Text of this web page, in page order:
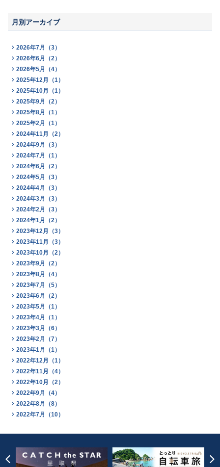
月別アーカイブ
2026年7月（3）
2026年6月（2）
2026年5月（4）
2025年12月（1）
2025年10月（1）
2025年9月（2）
2025年8月（1）
2025年2月（1）
2024年11月（2）
2024年9月（3）
2024年7月（1）
2024年6月（2）
2024年5月（3）
2024年4月（3）
2024年3月（3）
2024年2月（3）
2024年1月（2）
2023年12月（3）
2023年11月（3）
2023年10月（2）
2023年9月（2）
2023年8月（4）
2023年7月（5）
2023年6月（2）
2023年5月（1）
2023年4月（1）
2023年3月（6）
2023年2月（7）
2023年1月（1）
2022年12月（1）
2022年11月（4）
2022年10月（2）
2022年9月（4）
2022年8月（8）
2022年7月（10）